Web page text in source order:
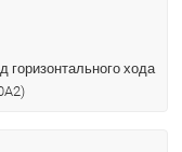
горизонтального хода